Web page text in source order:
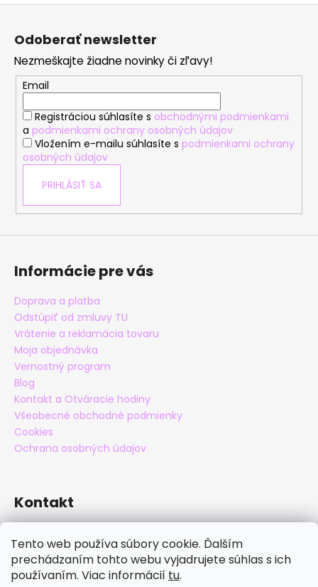
Tento web používa súbory cookie. Ďalším
prechádzaním tohto webu vyjadrujete súhlas s ich
používaním. Viac informácií tu.
Z
Odoberať newsletter
Nezmeškajte žiadne novinky či zľavy!
Email
Registráciou súhlasíte s obchodnými podmienkami
a podmienkami ochrany osobných údajov
Vložením e-mailu súhlasíte s podmienkami ochrany
osobných údajov
PRIHLÁSIŤ SA
Informácie pre vás
Doprava a platba
Odstúpiť od zmluvy TU
Vrátenie a reklamácia tovaru
Moja objednávka
Vernostný program
Blog
Kontakt a Otváracie hodiny
Všeobecné obchodné podmienky
Cookies
Ochrana osobných údajov
Kontakt
+421 905 838 706
maxatko
maxatko_barefoot